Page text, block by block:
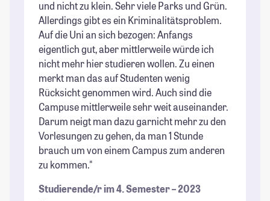
und nicht zu klein. Sehr viele Parks und Grün.
Allerdings gibt es ein Kriminalitätsproblem.
Auf die Uni an sich bezogen: Anfangs
eigentlich gut, aber mittlerweile würde ich
nicht mehr hier studieren wollen. Zu einen
merkt man das auf Studenten wenig
Rücksicht genommen wird. Auch sind die
Campuse mittlerweile sehr weit auseinander.
Darum neigt man dazu garnicht mehr zu den
Vorlesungen zu gehen, da man 1 Stunde
brauch um von einem Campus zum anderen
zu kommen."
Studierende/r im 4. Semester – 2023